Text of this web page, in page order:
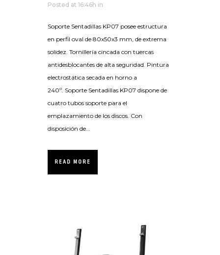
Posted at 16:46h in
Soporte Sentadillas KP07 posee estructura
en perfil oval de 80x50x3 mm, de extrema
solidez. Tornillería cincada con tuercas
antidesblocantes de alta seguridad. Pintura
electrostática secada en horno a
240º. Soporte Sentadillas KP07 dispone de
cuatro tubos soporte para el
emplazamiento de los discos. Con
disposición de...
READ MORE